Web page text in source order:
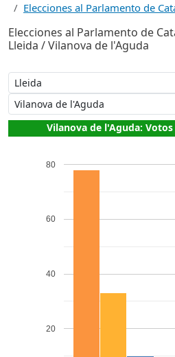
Elecciones al Parlamento de
Elecciones al Parlamento de
Lleida / Vilanova de l'Aguda
Vilanova de l'Aguda:
20
40
60
80